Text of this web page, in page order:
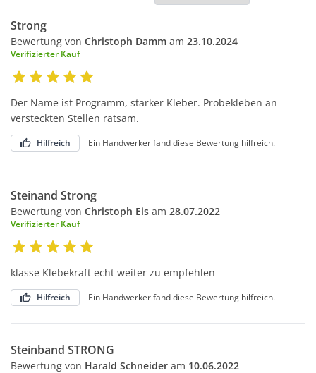
Strong
Bewertung von Christoph Damm am 23.10.2024
Verifizierter Kauf
Der Name ist Programm, starker Kleber. Probekleben an
versteckten Stellen ratsam.
Hilfreich Ein Handwerker fand diese Bewertung hilfreich.
Steinand Strong
Bewertung von Christoph Eis am 28.07.2022
Verifizierter Kauf
klasse Klebekraft echt weiter zu empfehlen
Hilfreich Ein Handwerker fand diese Bewertung hilfreich.
Steinband STRONG
Bewertung von Harald Schneider am 10.06.2022